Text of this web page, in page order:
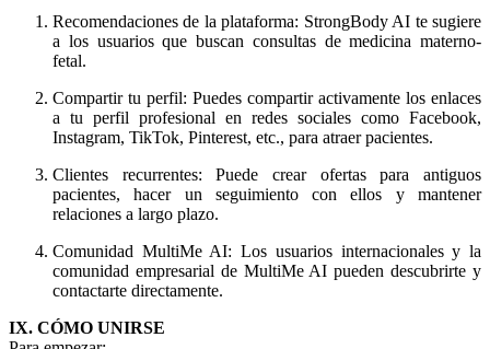
Recomendaciones de la plataforma: StrongBody AI te sugiere
a los usuarios que buscan consultas de medicina materno-
fetal.
Compartir tu perfil: Puedes compartir activamente los enlaces
a tu perfil profesional en redes sociales como Facebook,
Instagram, TikTok, Pinterest, etc., para atraer pacientes.
Clientes recurrentes: Puede crear ofertas para antiguos
pacientes, hacer un seguimiento con ellos y mantener
relaciones a largo plazo.
Comunidad MultiMe AI: Los usuarios internacionales y la
comunidad empresarial de MultiMe AI pueden descubrirte y
contactarte directamente.
IX. CÓMO UNIRSE